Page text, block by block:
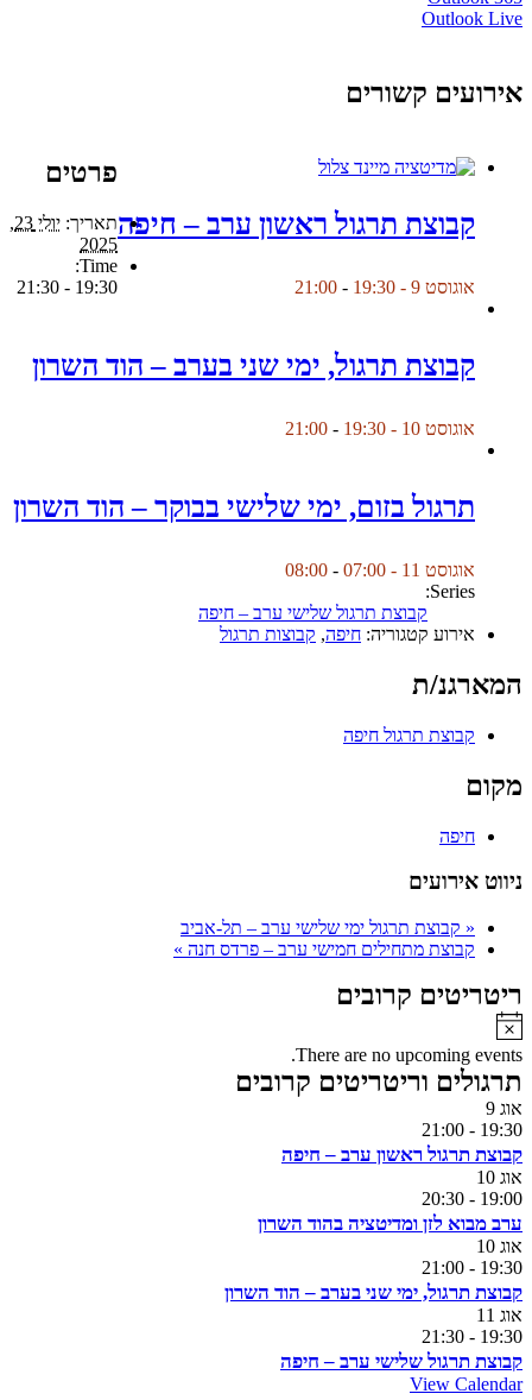
Outlook Live
אירועים קשורים
קבוצת תרגול ראשון ערב – חיפה
אוגוסט 9 - 19:30 -
21:00
קבוצת תרגול, ימי שני בערב – הוד השרון
אוגוסט 10 - 19:30 -
21:00
תרגול בזום, ימי שלישי בבוקר – הוד השרון
אוגוסט 11 - 07:00 -
08:00
פרטים
תאריך:
יולי 23,
2025
Time:
19:30 - 21:30
Series:
קבוצת תרגול שלישי ערב – חיפה
אירוע קטגוריה: חיפה, קבוצות תרגול
המארגנ/ת
קבוצת תרגול חיפה
מקום
חיפה
ניווט אירועים
« קבוצת תרגול ימי שלישי ערב – תל-אביב
קבוצת מתחילים חמישי ערב – פרדס חנה »
ריטריטים קרובים
Notice
There are no upcoming events.
תרגולים וריטריטים קרובים
אוג 9
19:30
-
21:00
קבוצת תרגול ראשון ערב – חיפה
אוג 10
19:00
-
20:30
ערב מבוא לזן ומדיטציה בהוד השרון
אוג 10
19:30
-
21:00
קבוצת תרגול, ימי שני בערב – הוד השרון
אוג 11
19:30
-
21:30
קבוצת תרגול שלישי ערב – חיפה
View Calendar